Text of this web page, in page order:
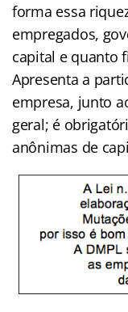
forma essa
empregados,
capital e quanto
Apresenta a
empresa, junto
geral; é
anônimas de